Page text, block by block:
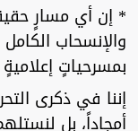
* إن أي مسارٍ
والإنسحاب
بمسرحياتٍ
إننا في ذكرى
أمجاداً، بل